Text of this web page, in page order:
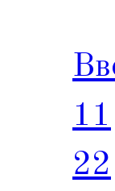
11
22